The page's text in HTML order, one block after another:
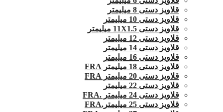
قلاویز دستی 8 میلیمتر
قلاویز دستی 10 میلیمتر
قلاویز دستی 11X1.5 میلیمتر
قلاویز دستی 12 میلیمتر
قلاویز دستی 14 میلیمتر
قلاویز دستی 16 میلیمتر
قلاویز دستی 18 میلیمتر FRA
قلاویز دستی 20 میلیمتر FRA
قلاویز دستی 22 میلیمتر
قلاویز دستی 24 میلیمتر .FRA
قلاویز دستی 25 میلیمتر.FRA